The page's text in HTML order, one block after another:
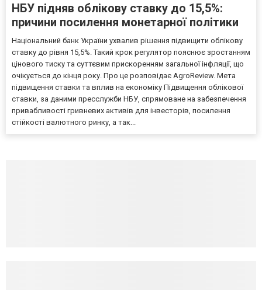
НБУ підняв облікову ставку до 15,5%:
причини посилення монетарної політики
Національний банк України ухвалив рішення підвищити облікову
ставку до рівня 15,5%. Такий крок регулятор пояснює зростанням
цінового тиску та суттєвим прискоренням загальної інфляції, що
очікується до кінця року. Про це розповідає AgroReview. Мета
підвищення ставки та вплив на економіку Підвищення облікової
ставки, за даними пресслужби НБУ, спрямоване на забезпечення
привабливості гривневих активів для інвесторів, посилення
стійкості валютного ринку, а так...